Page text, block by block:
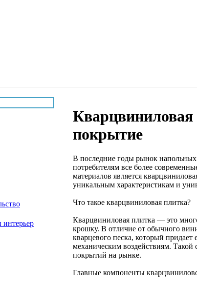
интерьер
Кварцвиниловая
покрытие
В последние годы рынок напольных
потребителям все более
материалов является
уникальным характеристикам и
Что такое кварцвиниловая плитка?
Кварцвиниловая плитка — это
крошку. В отличие от обычного
кварцевого песка, который
механическим воздействиям.
покрытий на рынке.
Главные компоненты